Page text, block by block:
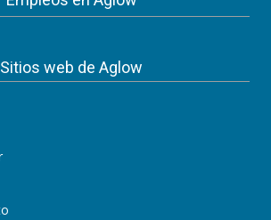
Sitios web de Aglow